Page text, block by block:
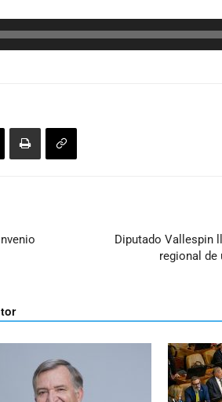
Diputado Vallespin
regional de